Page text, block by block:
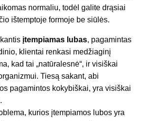
normaliu, todėl galite drąsiai
ištemptoje formoje be siūlės.
įtempiamas lubas, pagamintas
klientai renkasi medžiaginį
kad tai „natūralesnė“, ir visiškai
Tiesą sakant, abi
pagamintos kokybiškai, yra visiškai
kurios įtempiamos lubos yra